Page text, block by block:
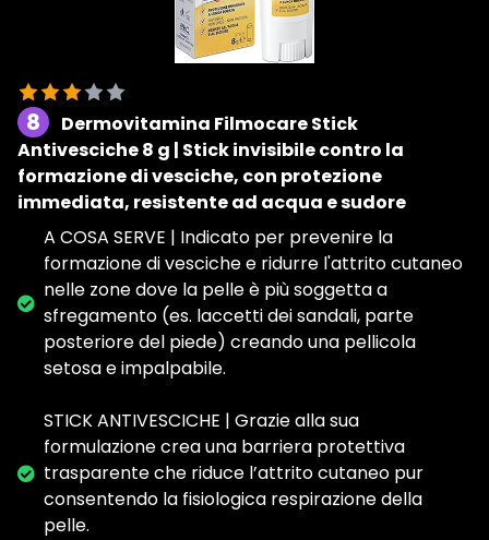
8
Dermovitamina Filmocare Stick
Antivesciche 8 g | Stick invisibile contro la
formazione di vesciche, con protezione
immediata, resistente ad acqua e sudore
A COSA SERVE | Indicato per prevenire la
formazione di vesciche e ridurre l'attrito cutaneo
nelle zone dove la pelle è più soggetta a
sfregamento (es. laccetti dei sandali, parte
posteriore del piede) creando una pellicola
setosa e impalpabile.
STICK ANTIVESCICHE | Grazie alla sua
formulazione crea una barriera protettiva
trasparente che riduce l’attrito cutaneo pur
consentendo la fisiologica respirazione della
pelle.